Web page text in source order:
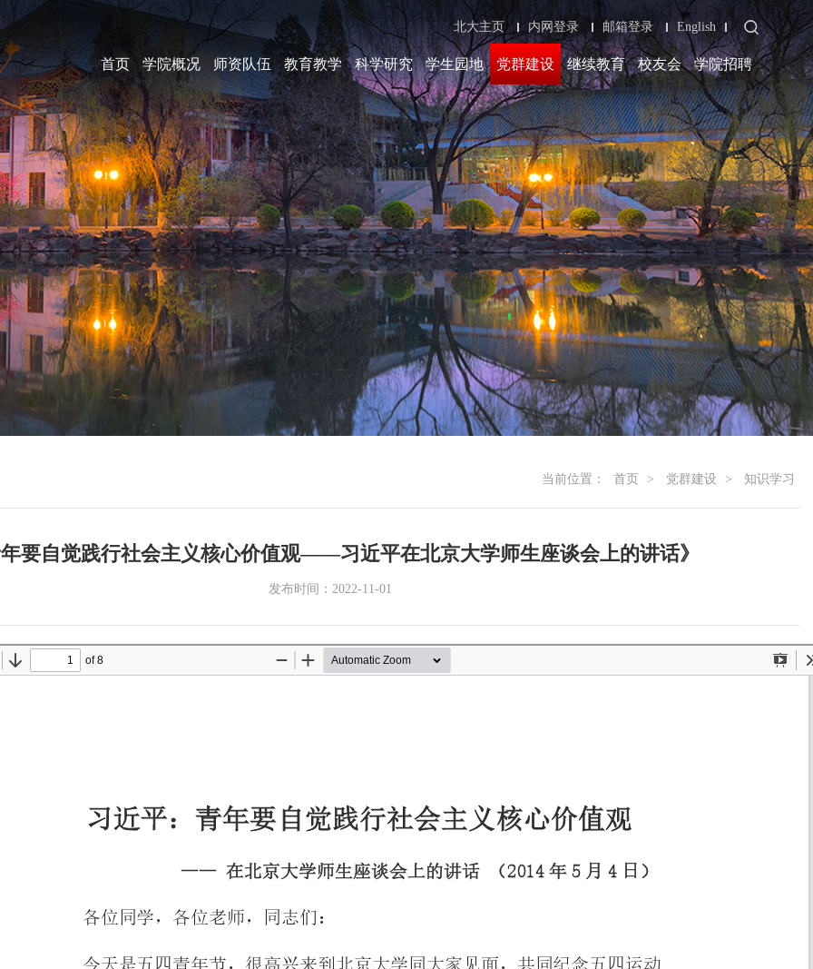
北大主页 内网登录 邮箱登录 English
首页 学院概况 师资队伍 教育教学 科学研究 学生园地 党群建设 继续教育 校友会 学院招聘
当前位置： 首页 > 党群建设 > 知识学习
要自觉践行社会主义核心价值观——习近平在北京大学师生座谈会上的讲话》
发布时间：2022-11-01